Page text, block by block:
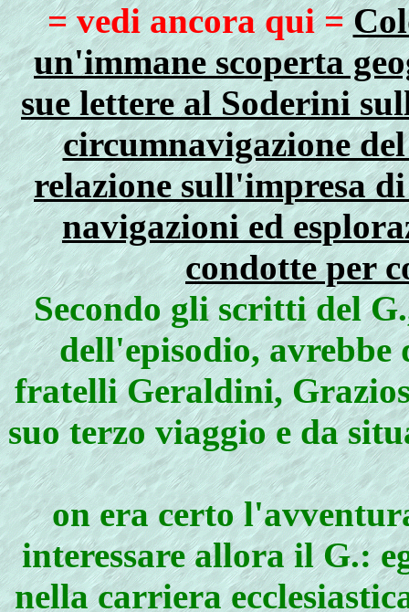
= vedi ancora qui =
un'immane scoperta
sue lettere al Soderini
circumnavigazione
relazione sull'impresa
navigazioni ed
condotte per
Secondo gli scritti del
dell'episodio, avrebbe
fratelli Geraldini,
suo terzo viaggio e da
on era certo
interessare allora il G.:
nella carriera